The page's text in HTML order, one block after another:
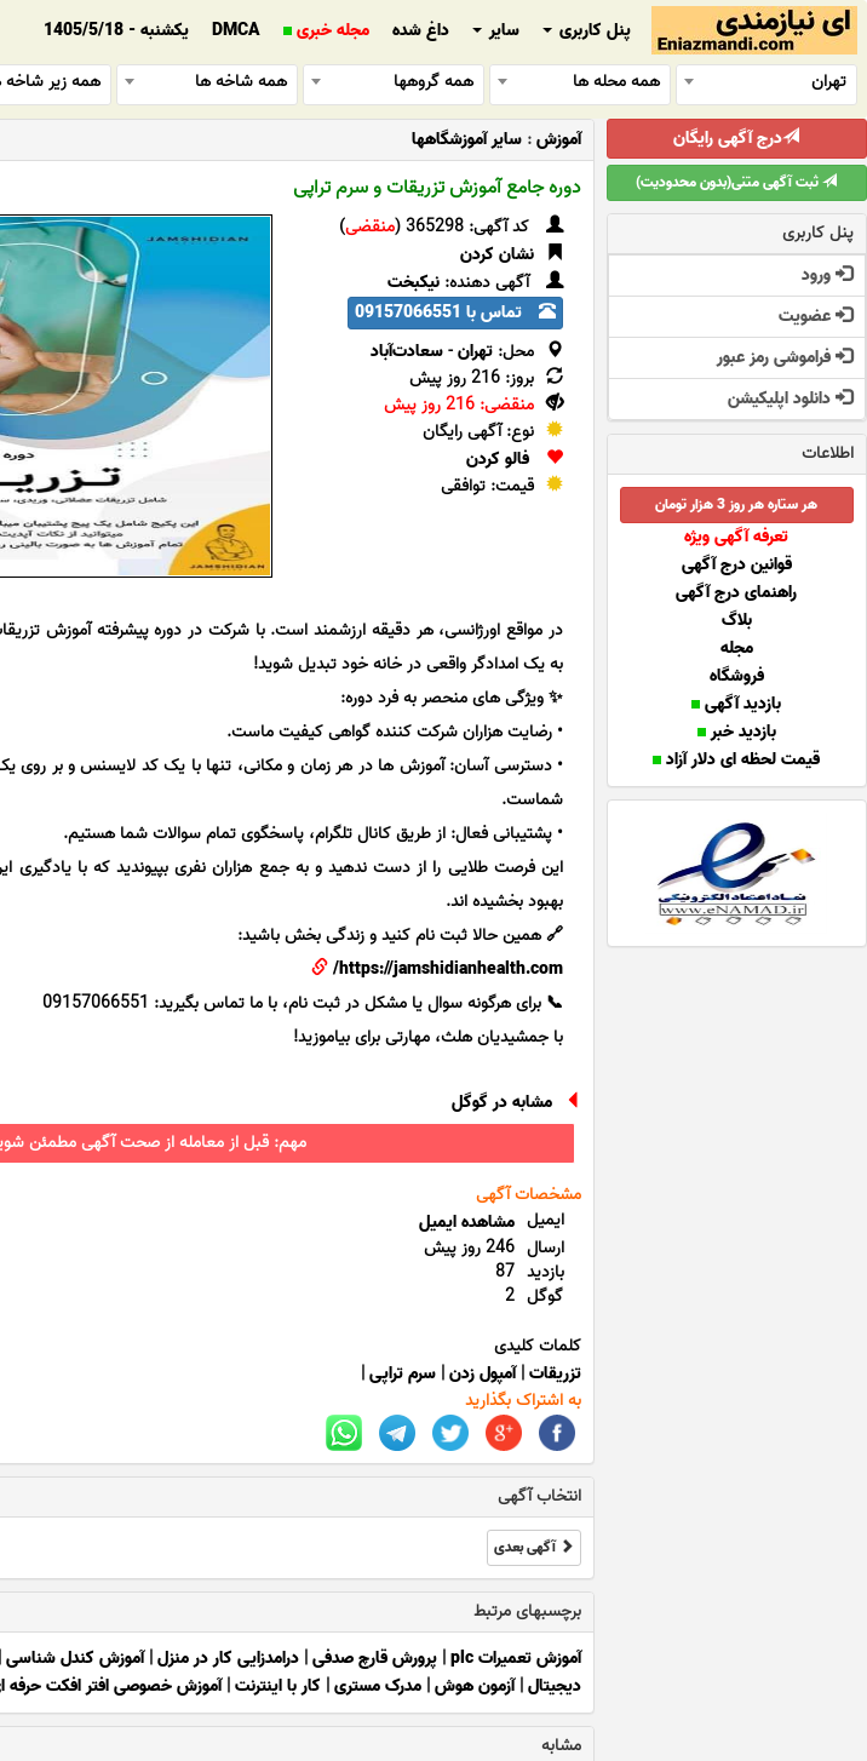
پنل کاربری سایر داغ شده مجله خبری DMCA
یکشنبه - 1405/5/18
تهران
همه محله ها همه گروهها همه شاخه ها همه زیر شاخه
آموزش:سایر آموزشگاهها
دوره جامع آموزش تزریقات و سرم تراپی
کد آگهی: 365298 ( منقضی)
نشان کردن
آگهی دهنده:نیکبخت
تماس با 09157066551
محل:تهران-سعادت‌آباد
بروز: 216 روز پیش
منقضی: 216 روز پیش
نوع: آگهی رایگان
فالو کردن
قیمت: توافقی
در مواقع اورژانسی، هر دقیقه ارزشمند است. با شرکت در دوره پیشرفته آموزش
به یک امدادگر واقعی در خانه خود تبدیل شوید!
✨ ویژگی های منحصر به فرد دوره:
• رضایت هزاران شرکت کننده گواهی کیفیت ماست.
• دسترسی آسان: آموزش ها در هر زمان و مکانی، تنها با یک کد لایسنس و بر روی
شماست.
• پشتیبانی فعال: از طریق کانال تلگرام، پاسخگوی تمام سوالات شما هستیم.
این فرصت طلایی را از دست ندهید و به جمع هزاران نفری بپیوندید که با یادگیری
بهبود بخشیده اند.
🔗 همین حالا ثبت نام کنید و زندگی بخش باشید:
https://jamshidianhealth.com/
📞 برای هرگونه سوال یا مشکل در ثبت نام، با ما تماس بگیرید: 09157066551
با جمشیدیان هلث، مهارتی برای بیاموزید!
مشابه در گوگل
مهم: قبل از معامله از صحت آگهی مطمئن
مشخصات آگهی
ایمیل مشاهده ایمیل
ارسال 246 روز پیش
بازدید 87
گوگل 2
کلمات کلیدی
تزریقات|آمپول زدن|سرم تراپی|
به اشتراک بگذارید
انتخاب آگهی
آگهی بعدی
برچسبهای مرتبط
آموزش تعمیرات plc
|پرورش قارچ صدفی|درامدزایی کار در منزل|آموزش کندل شناسی
دیجیتال|آزمون هوش|مدرک مستری| کار با اینترنت|آموزش خصوصی افتر افکت حرفه
مشابه
درج آگهی رایگان
ثبت آگهی متنی(بدون محدودیت)
پنل کاربری
ورود
عضویت
فراموشی رمز عبور
دانلود اپلیکیشن
اطلاعات
هر ستاره هر روز 3 هزار تومان
تعرفه آگهی ویژه
قوانین درج آگهی
راهنمای درج آگهی
بلاگ
مجله
فروشگاه
بازدید آگهی
بازدید خبر
قیمت لحظه ای دلار آزاد